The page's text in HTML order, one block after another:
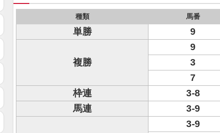
種類 馬番
単勝 9
複勝
9
3
7
枠連
3-8
馬連
3-9
3-9